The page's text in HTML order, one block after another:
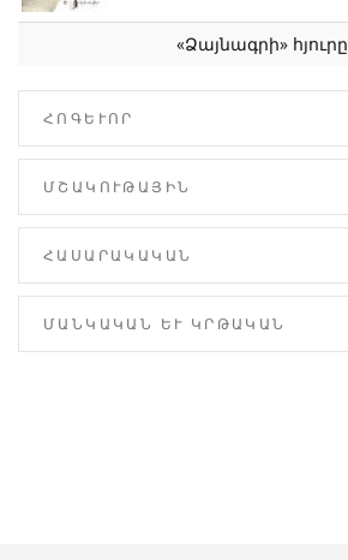
«Ձայնագրի» հյուրը
ՀՈԳԵՒՈՐ
ՄՇԱԿՈՒԹԱՅԻՆ
ՀԱՍԱՐԱԿԱԿԱՆ
ՄԱՆԿԱԿԱՆ ԵՒ ԿՐԹԱԿԱՆ